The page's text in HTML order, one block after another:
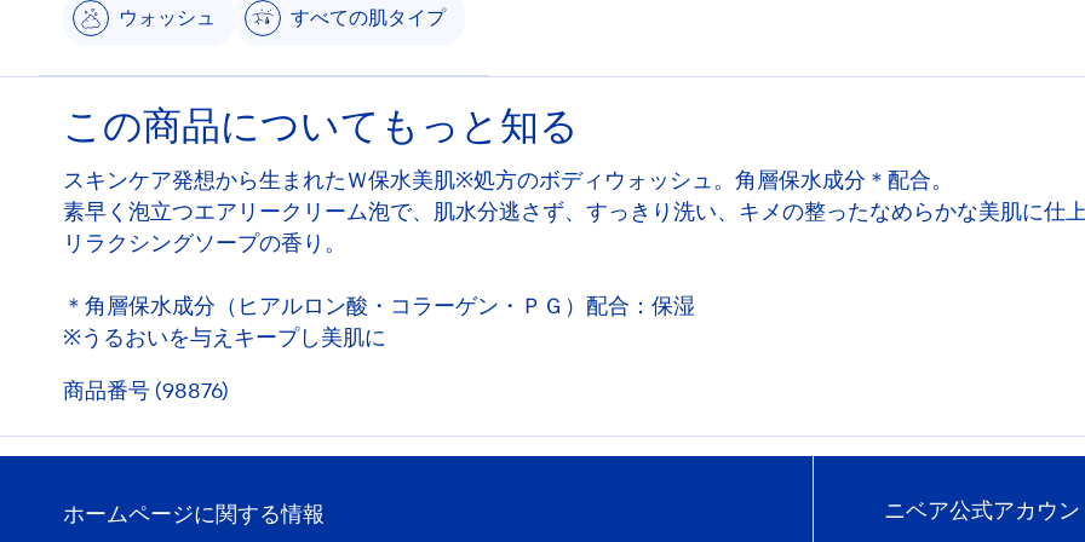
ウォッシュ すべての肌タイプ
この商品についてもっと知る
スキンケア発想から生まれたＷ保水美肌※処方のボディウォッシュ。角層保水成分＊配合。
素早く泡立つエアリークリーム泡で、肌水分逃さず、すっきり洗い、キメの整ったなめらかな美肌に仕上
リラクシングソープの香り。
＊角層保水成分（ヒアルロン酸・コラーゲン・ＰＧ）配合：保湿
※うるおいを与えキープし美肌に
商品番号 (98876)
ホームページに関する情報 ニベア公式アカウン